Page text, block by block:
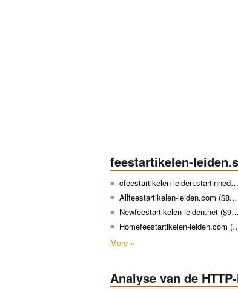
feestartikelen-
cfeestartikelen-leiden.startinnederland.nl
Allfeestartikelen-leiden.com ($8.99)
Newfeestartikelen-leiden.net ($9.29)
Homefeestartikelen-leiden.com ($8.99)
More »
Analyse van de